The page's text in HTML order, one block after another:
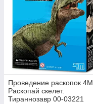
Проведение раскопок 4M
Раскопай скелет.
Тираннозавр 00-03221